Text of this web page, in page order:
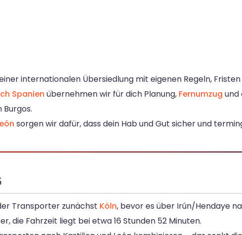
internationalen Übersiedlung mit eigenen Regeln,
Spanien übernehmen wir für dich Planung, Fernumzug und
sorgen wir dafür, dass dein Hab und Gut sicher und
Transporter zunächst Köln, bevor es über Irún/Hendaye
die Fahrzeit liegt bei etwa 16 Stunden 52 Minuten.